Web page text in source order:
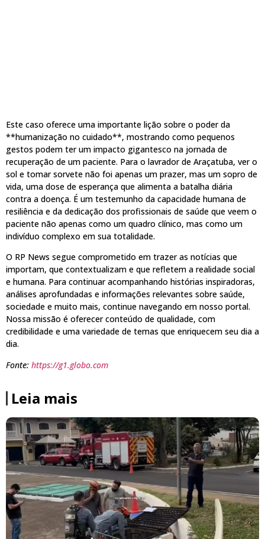
Este caso oferece uma importante lição sobre o poder da
**humanização no cuidado**, mostrando como pequenos
gestos podem ter um impacto gigantesco na jornada de
recuperação de um paciente. Para o lavrador de Araçatuba, ver o
sol e tomar sorvete não foi apenas um prazer, mas um sopro de
vida, uma dose de esperança que alimenta a batalha diária
contra a doença. É um testemunho da capacidade humana de
resiliência e da dedicação dos profissionais de saúde que veem o
paciente não apenas como um quadro clínico, mas como um
indivíduo complexo em sua totalidade.
O RP News segue comprometido em trazer as notícias que
importam, que contextualizam e que refletem a realidade social
e humana. Para continuar acompanhando histórias inspiradoras,
análises aprofundadas e informações relevantes sobre saúde,
sociedade e muito mais, continue navegando em nosso portal.
Nossa missão é oferecer conteúdo de qualidade, com
credibilidade e uma variedade de temas que enriquecem seu dia a
dia.
Fonte: https://g1.globo.com
Leia mais